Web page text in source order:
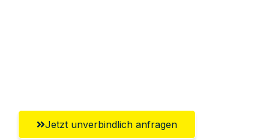
Jetzt unverbindlich anfragen